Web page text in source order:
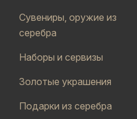
Сувениры, оружие из
серебра
Наборы и сервизы
Золотые украшения
Подарки из серебра